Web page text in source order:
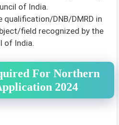
of India.
qualification/DNB/DMRD in
field recognized by the
of India.
For Northern
2024